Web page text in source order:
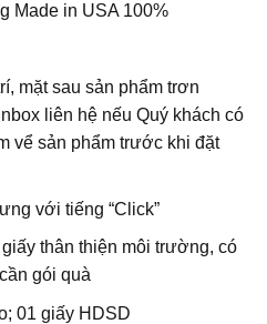
Made in USA 100%
mặt sau sản phẩm trơn
liên hệ nếu Quý khách có
vể sản phẩm trước khi đặt
với tiếng “Click”
thân thiện môi trường, có
gói quà
01 giấy HDSD